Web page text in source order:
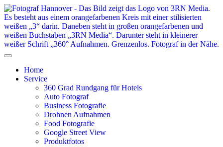
Home
Service
360 Grad Rundgang für Hotels
Auto Fotograf
Business Fotografie
Drohnen Aufnahmen
Food Fotografie
Google Street View
Produktfotos